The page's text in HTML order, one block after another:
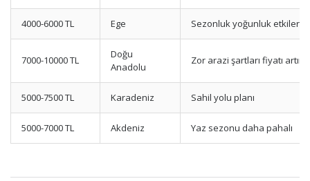
4000-6000 TL Ege Sezonluk yoğunluk etkiler
7000-10000 TL
Doğu
Anadolu
Zor arazi şartları fiyatı artırır
5000-7500 TL Karadeniz Sahil yolu planı
5000-7000 TL Akdeniz Yaz sezonu daha pahalı